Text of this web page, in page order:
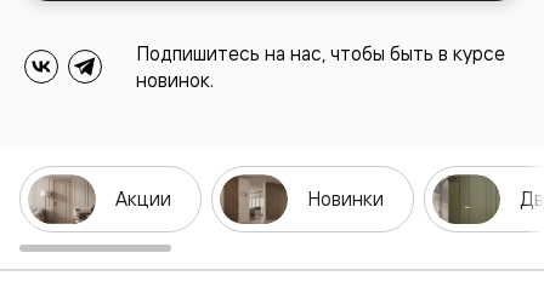
Подпишитесь на нас, чтобы быть в курсе
новинок.
Акции Новинки